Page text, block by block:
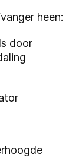
heen:
door